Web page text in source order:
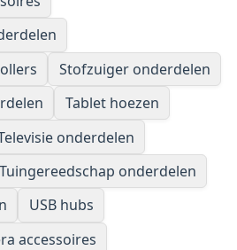
Stofzuiger onderdelen
Tablet hoezen
onderdelen
Tuingereedschap onderdelen
USB hubs
accessoires